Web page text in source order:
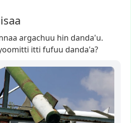
argachuu hin danda'u.
itti fufuu danda'a?